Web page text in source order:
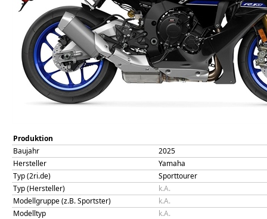
Produktion
Baujahr
2025
Hersteller
Yamaha
Typ (2ri.de)
Sporttourer
Typ (Hersteller)
k.A.
Modellgruppe (z.B. Sportster)
k.A.
Modelltyp
k.A.